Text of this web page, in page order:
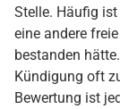
Stelle. Häufig
eine andere
bestanden
Kündigung oft
Bewertung ist